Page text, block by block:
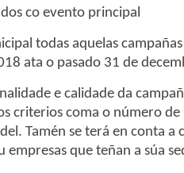
co evento principal
todas aquelas
ata o pasado 31 de
e calidade da
criterios coma o número de
Tamén se terá en conta a
que teñan a súa